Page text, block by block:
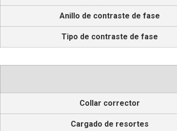
Anillo de contraste de fase
Tipo de contraste de fase
Collar corrector
Cargado de resortes